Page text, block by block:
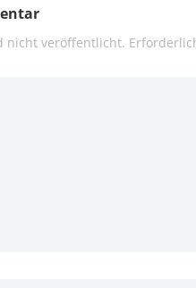
nicht veröffentlicht.